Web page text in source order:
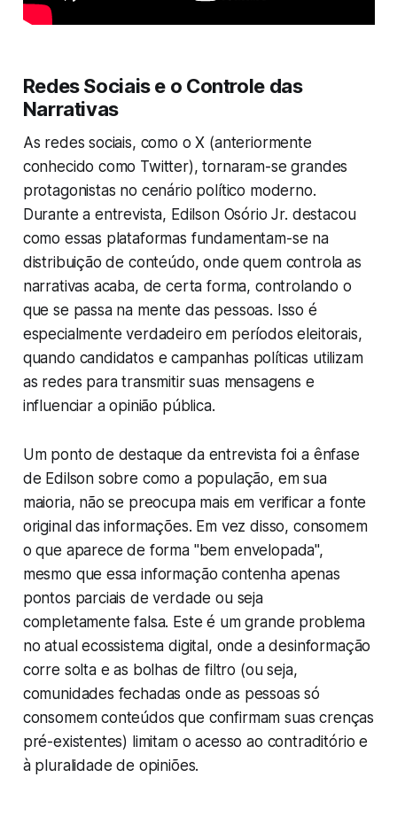
Redes Sociais e o Controle das
Narrativas
As redes sociais, como o X (anteriormente
conhecido como Twitter), tornaram-se grandes
protagonistas no cenário político moderno.
Durante a entrevista, Edilson Osório Jr. destacou
como essas plataformas fundamentam-se na
distribuição de conteúdo, onde quem controla as
narrativas acaba, de certa forma, controlando o
que se passa na mente das pessoas. Isso é
especialmente verdadeiro em períodos eleitorais,
quando candidatos e campanhas políticas utilizam
as redes para transmitir suas mensagens e
influenciar a opinião pública.
Um ponto de destaque da entrevista foi a ênfase
de Edilson sobre como a população, em sua
maioria, não se preocupa mais em verificar a fonte
original das informações. Em vez disso, consomem
o que aparece de forma "bem envelopada",
mesmo que essa informação contenha apenas
pontos parciais de verdade ou seja
completamente falsa. Este é um grande problema
no atual ecossistema digital, onde a desinformação
corre solta e as bolhas de filtro (ou seja,
comunidades fechadas onde as pessoas só
consomem conteúdos que confirmam suas crenças
pré-existentes) limitam o acesso ao contraditório e
à pluralidade de opiniões.